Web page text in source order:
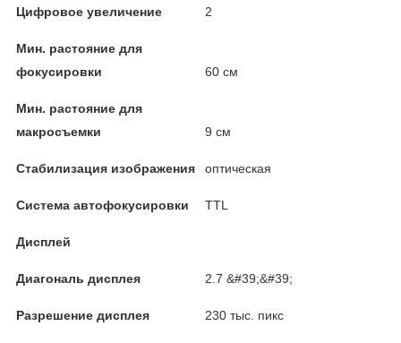
Цифровое увеличение 2
Мин. растояние для
фокусировки
60 см
Мин. растояние для
макросъемки
9 см
Стабилизация изображения оптическая
Система автофокусировки TTL
Дисплей
Диагональ дисплея 2.7 &#39;&#39;
Разрешение дисплея 230 тыс. пикс